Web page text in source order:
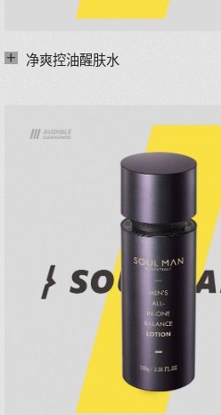
+ 净爽控油醒肤水